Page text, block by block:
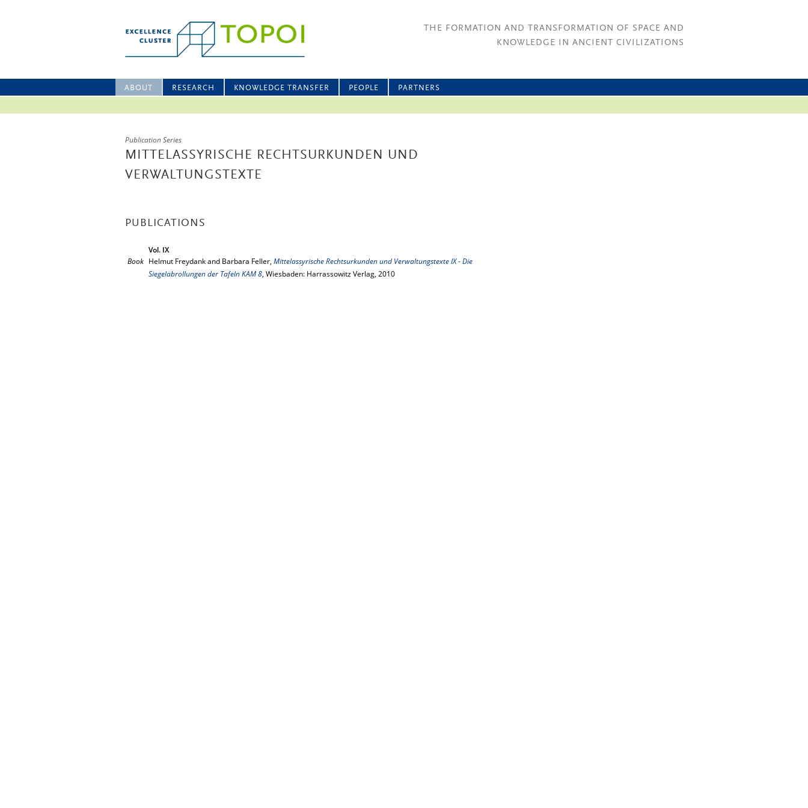
THE FORMATION AND TRANSFORMATION OF SPACE AND
KNOWLEDGE IN ANCIENT CIVILIZATIONS
ABOUT RESEARCH KNOWLEDGE TRANSFER PEOPLE PARTNERS
Publication Series
MITTELASSYRISCHE RECHTSURKUNDEN UND
VERWALTUNGSTEXTE
PUBLICATIONS
Vol. IX
Book Helmut Freydank and Barbara Feller, Mittelassyrische Rechtsurkunden und Verwaltungstexte IX - Die
Siegelabrollungen der Tafeln KAM 8, Wiesbaden: Harrassowitz Verlag, 2010